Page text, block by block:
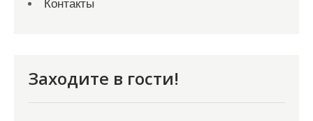
Контакты
Заходите в гости!